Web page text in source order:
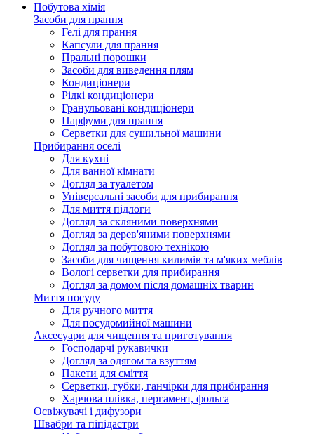
Побутова хімія
Засоби для прання
Гелі для прання
Капсули для прання
Пральні порошки
Засоби для виведення плям
Кондиціонери
Рідкі кондиціонери
Гранульовані кондиціонери
Парфуми для прання
Серветки для сушильної машини
Прибирання оселі
Для кухні
Для ванної кімнати
Догляд за туалетом
Універсальні засоби для прибирання
Для миття підлоги
Догляд за скляними поверхнями
Догляд за дерев'яними поверхнями
Догляд за побутовою технікою
Засоби для чищення килимів та м'яких меблів
Вологі серветки для прибирання
Догляд за домом після домашніх тварин
Миття посуду
Для ручного миття
Для посудомийної машини
Аксесуари для чищення та приготування
Господарчі рукавички
Догляд за одягом та взуттям
Пакети для сміття
Серветки, губки, ганчірки для прибирання
Харчова плівка, пергамент, фольга
Освіжувачі і дифузори
Швабри та піпідастри